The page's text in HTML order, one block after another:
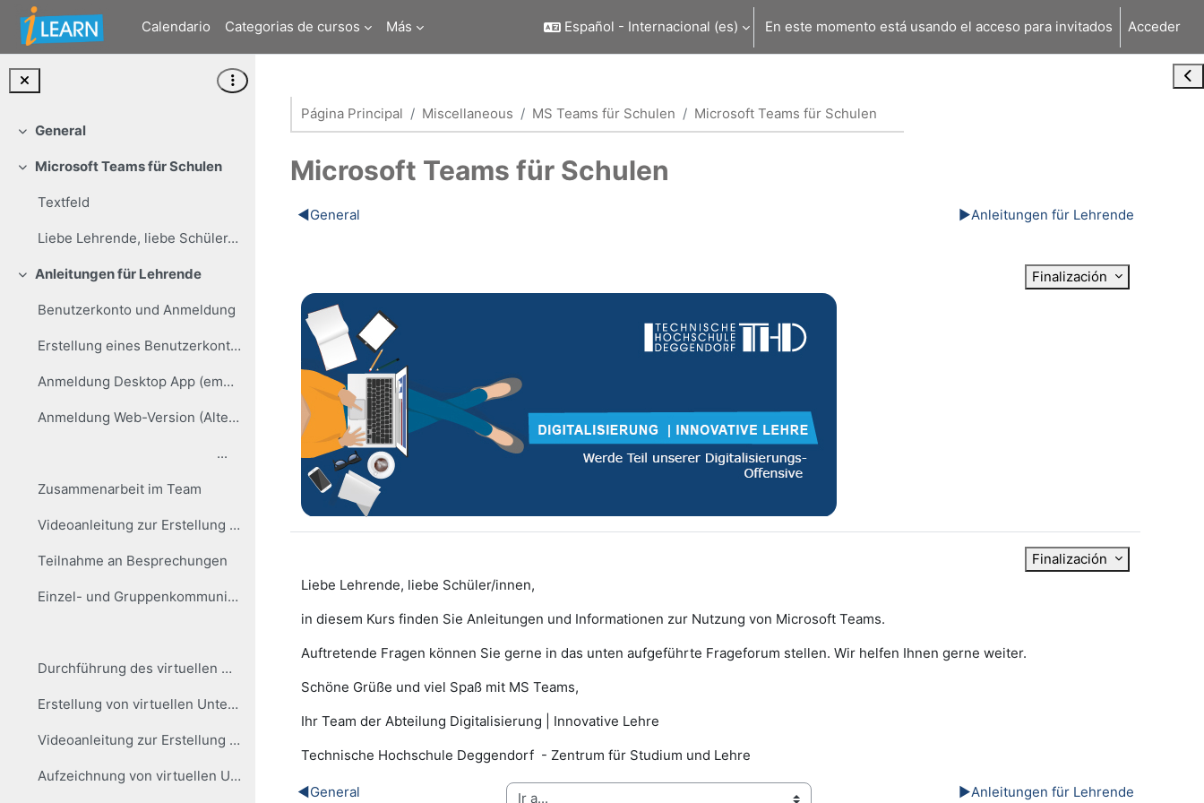
Salta al contenido principal
Calendario
Categorias de cursos Más Español - Internacional ‎(es)‎ En este momento está usando el acceso para invitados Acceder
Colapsar
General
Colapsar
Microsoft Teams für Schulen
Textfeld
Liebe Lehrende, liebe Schüler/innen, in diesem Ku...
Colapsar
Anleitungen für Lehrende
Benutzerkonto und Anmeldung
Erstellung eines Benutzerkontos
Anmeldung Desktop App (empfohlen für regelmäßigen Gebrauch)
Anmeldung Web-Version (Alternative zu Desktop-App)
...
Zusammenarbeit im Team
Videoanleitung zur Erstellung von Besprechungen
Teilnahme an Besprechungen
Einzel- und Gruppenkommunikation
Durchführung des virtuellen Unterrichts
Erstellung von virtuellen Unterrichtsstunden
Videoanleitung zur Erstellung virtueller Lehrveranstaltungen mit der Kalender-Funktion
Aufzeichnung von virtuellen Unterrichtsstunden
Página Principal Miscellaneous MS Teams für Schulen Microsoft Teams für Schulen
Microsoft Teams für Schulen
Perfilado de sección
◀︎General ▶︎Anleitungen für Lehrende
Finalización
Finalización
Liebe Lehrende, liebe Schüler/innen,
in diesem Kurs finden Sie Anleitungen und Informationen zur Nutzung von Microsoft Teams.
Auftretende Fragen können Sie gerne in das unten aufgeführte Frageforum stellen. Wir helfen Ihnen gerne weiter.
Schöne Grüße und viel Spaß mit MS Teams,
Ihr Team der Abteilung Digitalisierung | Innovative Lehre
Technische Hochschule Deggendorf - Zentrum für Studium und Lehre
◀︎General ▶︎Anleitungen für Lehrende